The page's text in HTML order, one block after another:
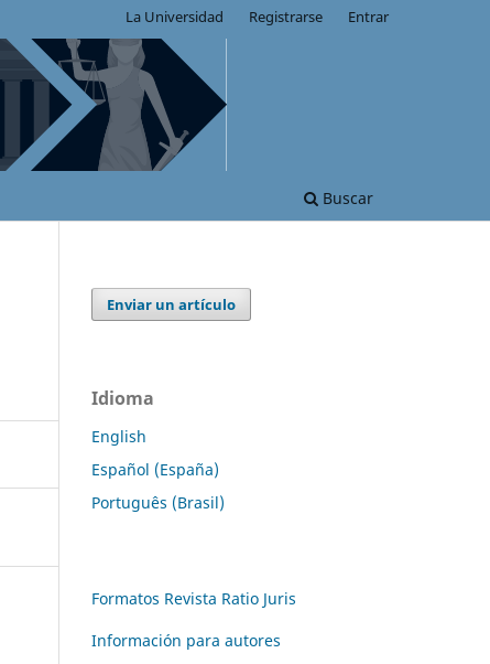
Buscar
La Universidad Registrarse Entrar
Enviar un artículo
Idioma
English
Español (España)
Português (Brasil)
Formatos Revista Ratio Juris
Información para autores